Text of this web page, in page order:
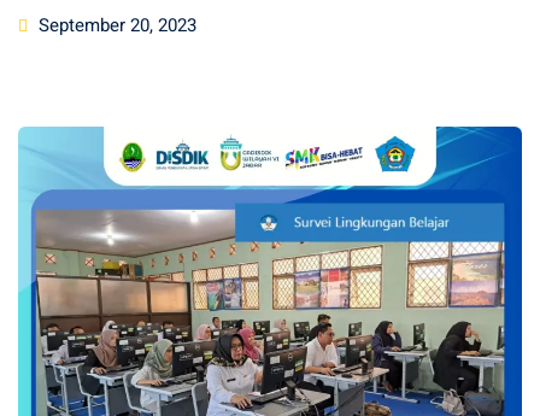
Posted
September 20, 2023